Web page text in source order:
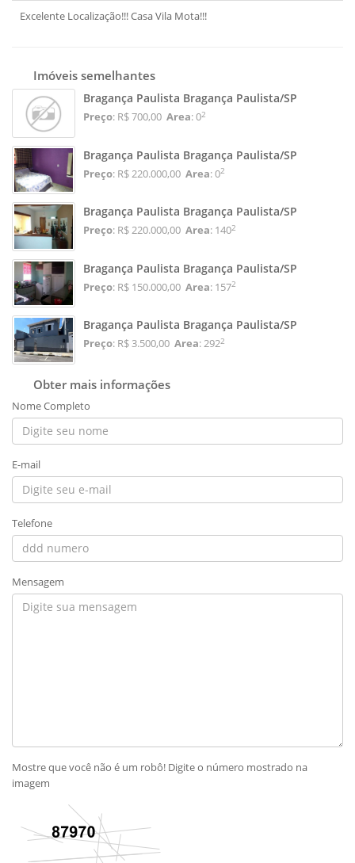
Excelente Localização!!! Casa Vila Mota!!!
Imóveis semelhantes
Bragança Paulista Bragança Paulista/SP
Preço: R$ 700,00 Area: 02
Bragança Paulista Bragança Paulista/SP
Preço: R$ 220.000,00 Area: 02
Bragança Paulista Bragança Paulista/SP
Preço: R$ 220.000,00 Area: 1402
Bragança Paulista Bragança Paulista/SP
Preço: R$ 150.000,00 Area: 1572
Bragança Paulista Bragança Paulista/SP
Preço: R$ 3.500,00 Area: 2922
Obter mais informações
Nome Completo
E-mail
Telefone
Mensagem
Mostre que você não é um robô! Digite o número mostrado na
imagem